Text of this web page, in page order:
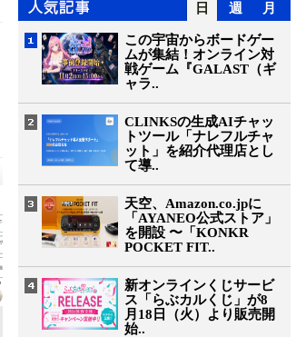
日 週 月
この宇宙からボードゲー
ムが集結！オンライン対
戦ゲーム『GALAST（ギ
ャラ..
CLINKSの生成AIチャッ
トツール「ナレフルチャ
ット」を紹介代理店とし
て導..
天空、Amazon.co.jpに
「AYANEO公式ストア」
を開設 〜「KONKR
POCKET FIT..
新オンラインくじサービ
ス「らぶカルくじ」が8
月18日（火）より販売開
始..